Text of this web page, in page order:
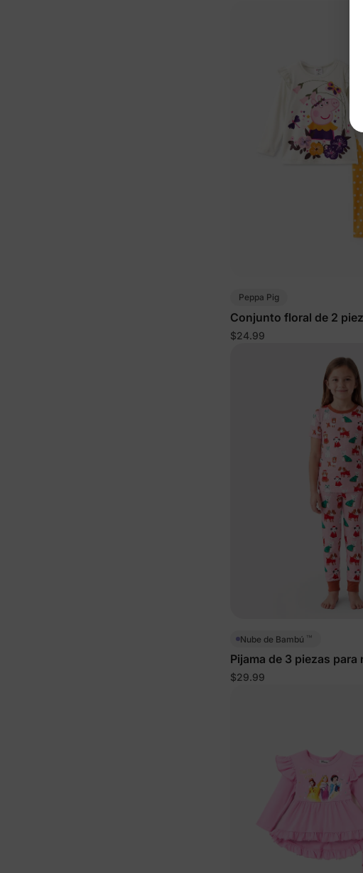
Peppa Pig
Conjunto floral de 2
pequeña en color crema
$24.99
Nube de Bambú ™
Pijama de 3 piezas para
pequeños con perros de
$29.99